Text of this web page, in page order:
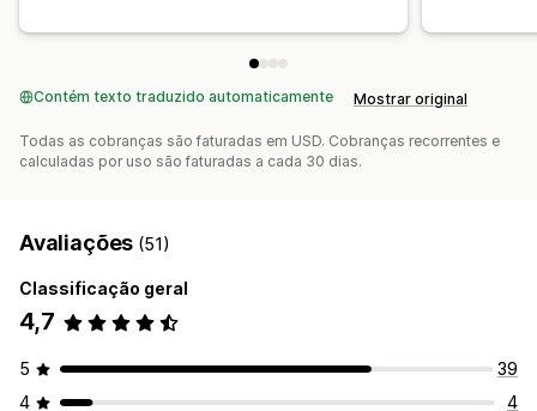
Contém texto traduzido automaticamente Mostrar original
Todas as cobranças são faturadas em USD. Cobranças recorrentes e
calculadas por uso são faturadas a cada 30 dias.
Avaliações (51)
Classificação geral
4,7
5
39
4
4